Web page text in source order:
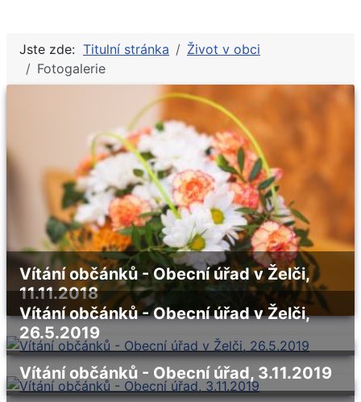
Jste zde: Titulní stránka
Život v obci
Fotogalerie
Vítání občánků - Obecní úřad v Želči,
11.11.2018
Vítání občánků - Obecní úřad v Želči,
26.5.2019
Vítání občánků - Obecní úřad, 3.11.2019